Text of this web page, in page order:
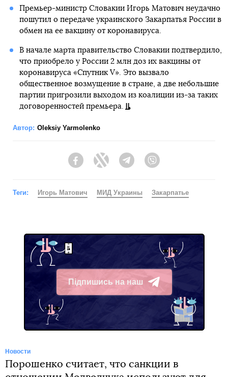
Премьер-министр Словакии Игорь Матович неудачно
пошутил о передаче украинского Закарпатья России в
обмен на ее вакцину от коронавируса.
В начале марта правительство Словакии подтвердило,
что приобрело у России 2 млн доз их вакцины от
коронавируса «Спутник V». Это вызвало
общественное возмущение в стране, а две небольшие
партии пригрозили выходом из коалиции из-за таких
договоренностей премьера.
Автор: Oleksiy Yarmolenko
FacebookTwitter Telegram
Теги: Игорь Матович МИД Украины Закарпатье
Підпишись на наш
Telegram
Новости
Порошенко считает, что санкции в